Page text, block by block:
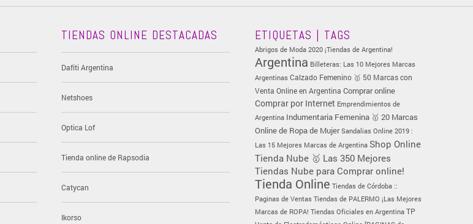
TIENDAS ONLINE DESTACADAS
Dafiti Argentina
Netshoes
Optica Lof
Tienda online de Rapsodia
Catycan
Ikorso
ETIQUETAS | TAGS
Abrigos de Moda 2020 ¡Tiendas de Argentina!
Argentina Billeteras: Las 10 Mejores Marcas
Argentinas Calzado Femenino 🥇 50 Marcas con
Venta Online en Argentina Comprar online
Comprar por Internet Emprendimientos de
Argentina Indumentaria Femenina 🥇 20 Marcas
Online de Ropa de Mujer Sandalias Online 2019 :
Las 15 Mejores Marcas de Argentina Shop Online
Tienda Nube 🥇 Las 350 Mejores
Tiendas Nube para Comprar online!
Tienda Online Tiendas de Córdoba ::
Paginas de Ventas Tiendas de PALERMO ¡Las Mejores
Marcas de ROPA! Tiendas Oficiales en Argentina TP